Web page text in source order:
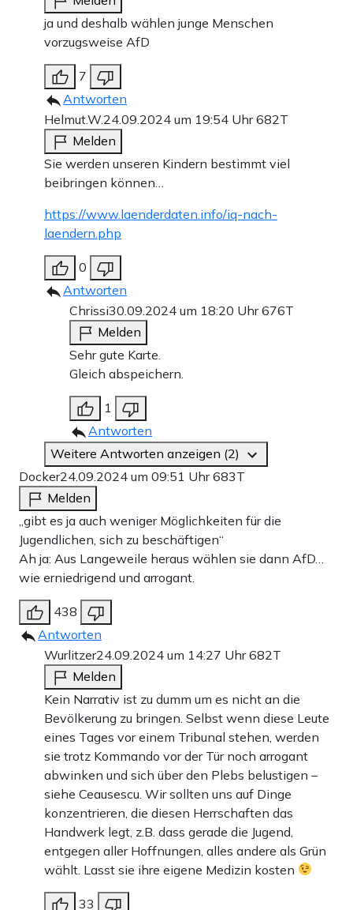
ja und deshalb wählen junge Menschen
vorzugsweise AfD
7
Antworten
Helmut.W. 24.09.2024 um 19:54 Uhr682T
Melden
Sie werden unseren Kindern bestimmt viel
beibringen können…
https://www.laenderdaten.info/iq-nach-
laendern.php
0
Antworten
Chrissi30.09.2024 um 18:20 Uhr676T
Melden
Sehr gute Karte.
Gleich abspeichern.
1
Antworten
Weitere Antworten anzeigen (2)
Docker24.09.2024 um 09:51 Uhr683T
Melden
„gibt es ja auch weniger Möglichkeiten für die
Jugendlichen, sich zu beschäftigen“
Ah ja: Aus Langeweile heraus wählen sie dann AfD…
wie erniedrigend und arrogant.
438
Antworten
Wurlitzer24.09.2024 um 14:27 Uhr682T
Melden
Kein Narrativ ist zu dumm um es nicht an die
Bevölkerung zu bringen. Selbst wenn diese Leute
eines Tages vor einem Tribunal stehen, werden
sie trotz Kommando vor der Tür noch arrogant
abwinken und sich über den Plebs belustigen –
siehe Ceausescu. Wir sollten uns auf Dinge
konzentrieren, die diesen Herrschaften das
Handwerk legt, z.B. dass gerade die Jugend,
entgegen aller Hoffnungen, alles andere als Grün
wählt. Lasst sie ihre eigene Medizin kosten
33